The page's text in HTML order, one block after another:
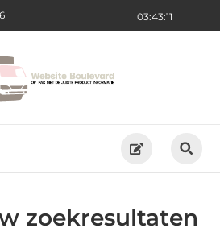
03:43:11
zoekresultaten